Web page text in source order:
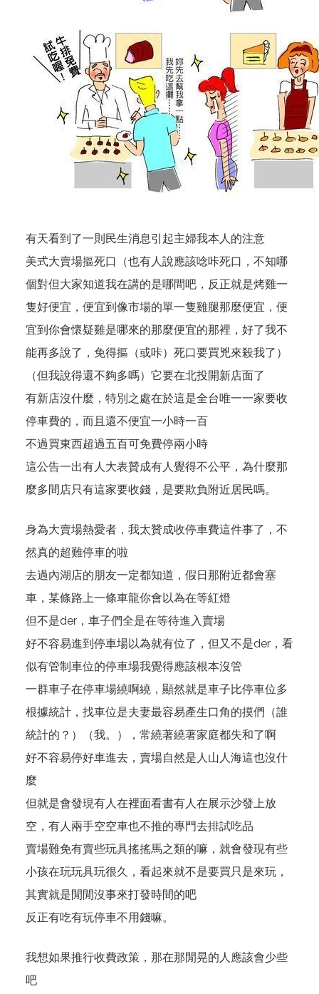
有天看到了一則民生消息引起主婦我本人的注意
美式大賣場摳死口（也有人說應該唸咔死口，不知哪
個對但大家知道我在講的是哪間吧，反正就是烤雞一
隻好便宜，便宜到像市場的單一隻雞腿那麼便宜，便
宜到你會懷疑雞是哪來的那麼便宜的那裡，好了我不
能再多說了，免得摳（或咔）死口要買兇來殺我了）
（但我說得還不夠多嗎）它要在北投開新店面了
有新店沒什麼，特別之處在於這是全台唯一一家要收
停車費的，而且還不便宜一小時一百
不過買東西超過五百可免費停兩小時
這公告一出有人大表贊成有人覺得不公平，為什麼那
麼多間店只有這家要收錢，是要欺負附近居民嗎。
身為大賣場熱愛者，我太贊成收停車費這件事了，不
然真的超難停車的啦
去過內湖店的朋友一定都知道，假日那附近都會塞
車，某條路上一條車龍你會以為在等紅燈
但不是der，車子們全是在等待進入賣場
好不容易進到停車場以為就有位了，但又不是der，看
似有管制車位的停車場我覺得應該根本沒管
一群車子在停車場繞啊繞，顯然就是車子比停車位多
根據統計，找車位是夫妻最容易產生口角的摸們（誰
統計的？）（我。），常繞著繞著家庭都失和了啊
好不容易停好車進去，賣場自然是人山人海這也沒什
麼
但就是會發現有人在裡面看書有人在展示沙發上放
空，有人兩手空空車也不推的專門去排試吃品
賣場難免有賣些玩具搖搖馬之類的嘛，就會發現有些
小孩在玩玩具玩很久，看起來就不是要買只是來玩，
其實就是閒閒沒事來打發時間的吧
反正有吃有玩停車不用錢嘛。
我想如果推行收費政策，那在那閒晃的人應該會少些
吧